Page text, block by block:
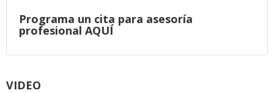
Programa un cita para asesoría
profesional AQUÍ
VIDEO